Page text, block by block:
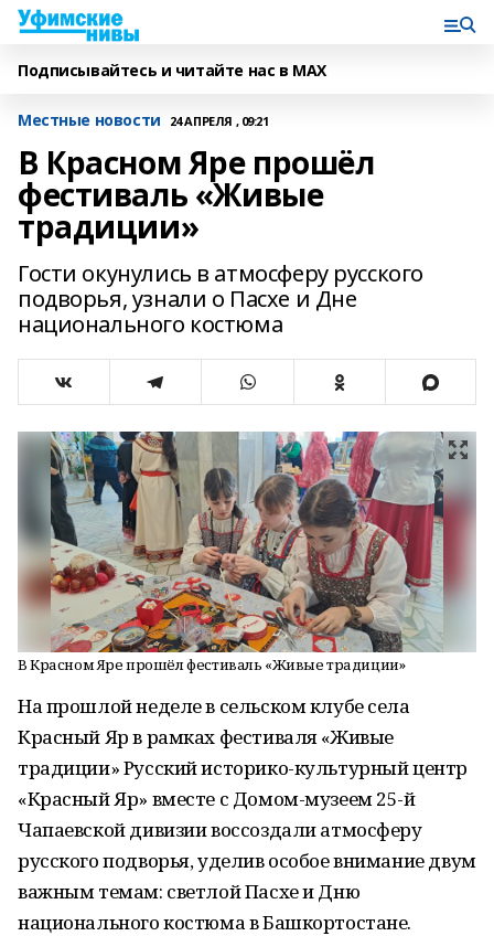
Подписывайтесь и читайте нас в MAX
Местные новости 24 АПРЕЛЯ , 09:21
В Красном Яре прошёл
фестиваль «Живые
традиции»
Гости окунулись в атмосферу русского
подворья, узнали о Пасхе и Дне
национального костюма
В Красном Яре прошёл фестиваль «Живые традиции»
На прошлой неделе в сельском клубе села
Красный Яр в рамках фестиваля «Живые
традиции» Русский историко-культурный центр
«Красный Яр» вместе с Домом-музеем 25-й
Чапаевской дивизии воссоздали атмосферу
русского подворья, уделив особое внимание двум
важным темам: светлой Пасхе и Дню
национального костюма в Башкортостане.